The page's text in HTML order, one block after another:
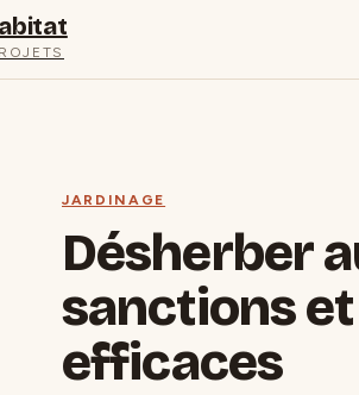
JARDINAGE
Désherber
sanctions
efficaces